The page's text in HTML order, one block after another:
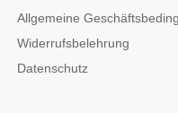
Allgemeine
Widerrufsbelehrung
Datenschutz